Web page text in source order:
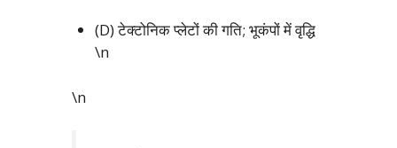
(D) टेक्टोनिक प्लेटों की गति; भूकंपों में वृद्धि
\n
\n